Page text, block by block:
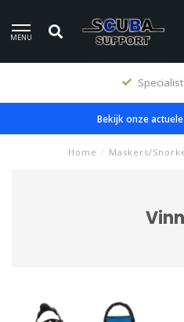
MENU
Bekijk onze
Home / Maskers/